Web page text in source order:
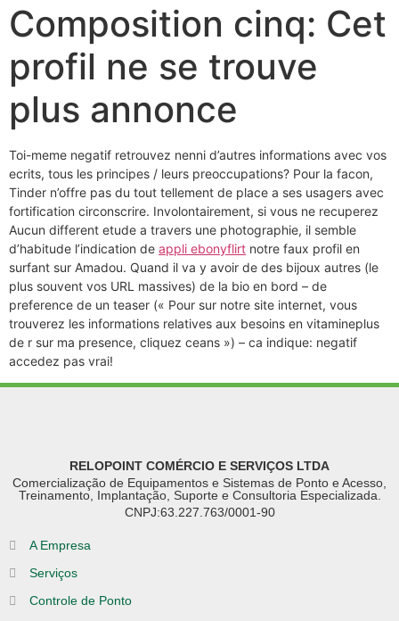
Composition cinq: Cet
profil ne se trouve
plus annonce
Toi-meme negatif retrouvez nenni d’autres informations avec vos
ecrits, tous les principes / leurs preoccupations? Pour la facon,
Tinder n’offre pas du tout tellement de place a ses usagers avec
fortification circonscrire. Involontairement, si vous ne recuperez
Aucun different etude a travers une photographie, il semble
d’habitude l’indication de appli ebonyflirt notre faux profil en
surfant sur Amadou. Quand il va y avoir de des bijoux autres (le
plus souvent vos URL massives) de la bio en bord – de
preference de un teaser (« Pour sur notre site internet, vous
trouverez les informations relatives aux besoins en vitamineplus
de r sur ma presence, cliquez ceans ») – ca indique: negatif
accedez pas vrai!
RELOPOINT COMÉRCIO E SERVIÇOS LTDA
Comercialização de Equipamentos e Sistemas de Ponto e Acesso,
Treinamento, Implantação, Suporte e Consultoria Especializada.
CNPJ:63.227.763/0001-90
A Empresa
Serviços
Controle de Ponto